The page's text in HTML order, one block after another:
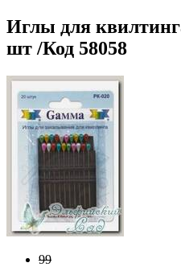
Иглы для
шт /Код 58058
99